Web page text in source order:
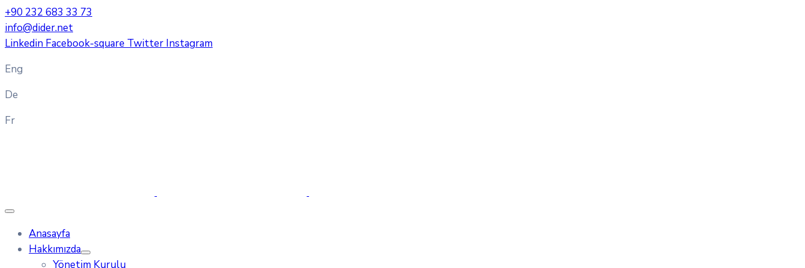
+90 232 683 33 73
info@dider.net
Linkedin Facebook-square Twitter Instagram
Eng
De
Fr
Anasayfa
Hakkımızda
Yönetim Kurulu